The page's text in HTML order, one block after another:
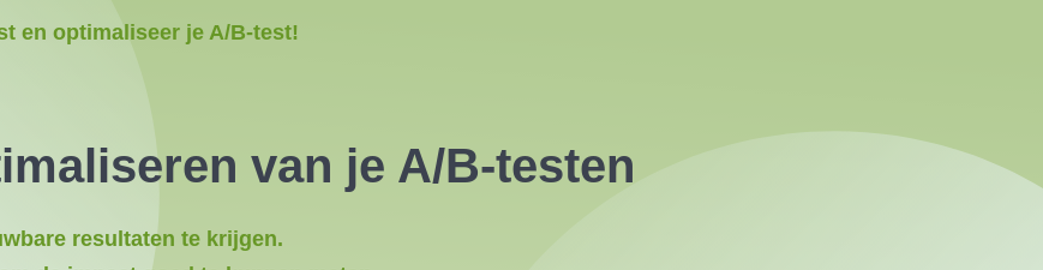
en optimaliseer je A/B-test!
van je A/B-testen
resultaten te krijgen.